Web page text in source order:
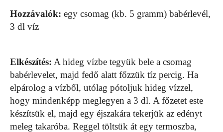
Hozzávalók: egy csomag (kb. 5 gramm) babérlevél,
3 dl víz
Elkészítés: A hideg vízbe tegyük bele a csomag
babérlevelet, majd fedő alatt főzzük tíz percig. Ha
elpárolog a vízből, utólag pótoljuk hideg vízzel,
hogy mindenképp meglegyen a 3 dl. A főzetet este
készítsük el, majd egy éjszakára tekerjük az edényt
meleg takaróba. Reggel töltsük át egy termoszba,